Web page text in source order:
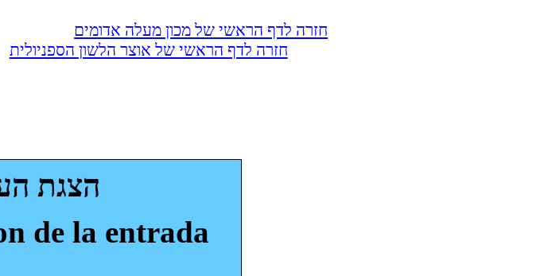
חזרה לדף הראשי של מכון מעלה אדומים
חזרה לדף הראשי של אוצר הלשון הספניולית
הצגת
de la entrada